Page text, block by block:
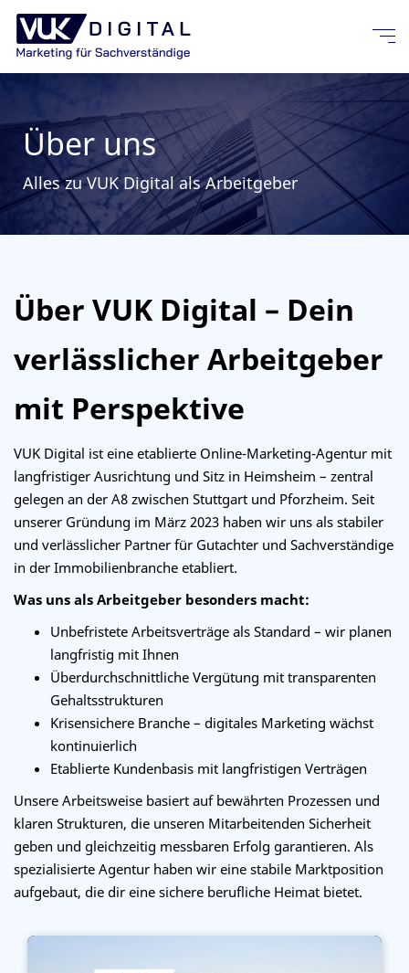
Über uns
Alles zu VUK Digital als Arbeitgeber
Über VUK Digital – Dein
verlässlicher Arbeitgeber
mit Perspektive
VUK Digital ist eine etablierte Online-Marketing-Agentur mit
langfristiger Ausrichtung und Sitz in Heimsheim – zentral
gelegen an der A8 zwischen Stuttgart und Pforzheim. Seit
unserer Gründung im März 2023 haben wir uns als stabiler
und verlässlicher Partner für Gutachter und Sachverständige
in der Immobilienbranche etabliert.
Was uns als Arbeitgeber besonders macht:
Unbefristete Arbeitsverträge als Standard – wir planen
langfristig mit Ihnen
Überdurchschnittliche Vergütung mit transparenten
Gehaltsstrukturen
Krisensichere Branche – digitales Marketing wächst
kontinuierlich
Etablierte Kundenbasis mit langfristigen Verträgen
Unsere Arbeitsweise basiert auf bewährten Prozessen und
klaren Strukturen, die unseren Mitarbeitenden Sicherheit
geben und gleichzeitig messbaren Erfolg garantieren. Als
spezialisierte Agentur haben wir eine stabile Marktposition
aufgebaut, die dir eine sichere berufliche Heimat bietet.